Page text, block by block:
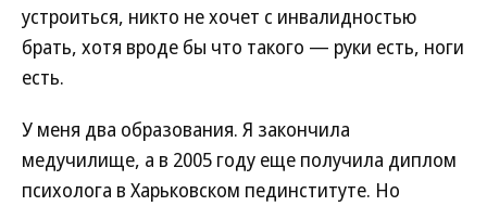
устроиться, никто не хочет с инвалидностью
брать, хотя вроде бы что такого — руки есть, ноги
есть.
У меня два образования. Я закончила
медучилище, а в 2005 году еще получила диплом
психолога в Харьковском пединституте. Но